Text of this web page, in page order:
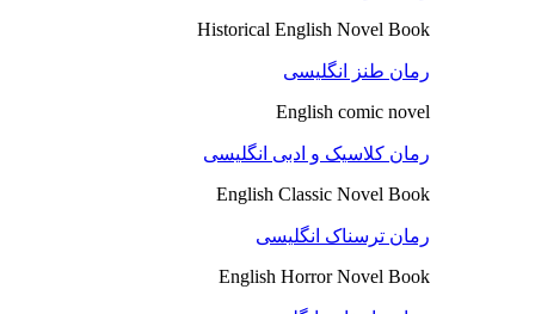
Historical English Novel Book
رمان طنز انگلیسی
English comic novel
رمان کلاسیک و ادبی انگلیسی
English Classic Novel Book
رمان ترسناک انگلیسی
English Horror Novel Book